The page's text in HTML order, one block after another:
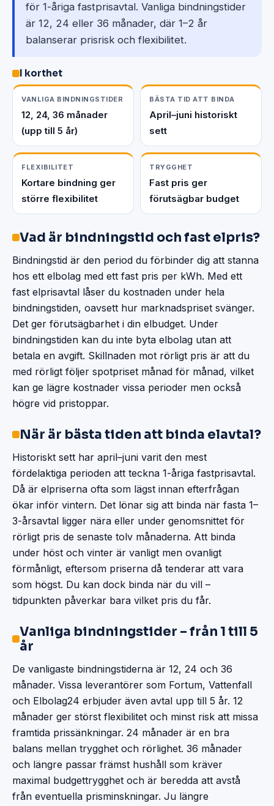
för 1-åriga fastprisavtal. Vanliga bindningstider
är 12, 24 eller 36 månader, där 1–2 år
balanserar prisrisk och flexibilitet.
I korthet
VANLIGA BINDNINGSTIDER
12, 24, 36 månader
(upp till 5 år)
BÄSTA TID ATT BINDA
April–juni historiskt
sett
FLEXIBILITET
Kortare bindning ger
större flexibilitet
TRYGGHET
Fast pris ger
förutsägbar budget
Vad är bindningstid och fast elpris?
Bindningstid är den period du förbinder dig att stanna
hos ett elbolag med ett fast pris per kWh. Med ett
fast elprisavtal låser du kostnaden under hela
bindningstiden, oavsett hur marknadspriset svänger.
Det ger förutsägbarhet i din elbudget. Under
bindningstiden kan du inte byta elbolag utan att
betala en avgift. Skillnaden mot rörligt pris är att du
med rörligt följer spotpriset månad för månad, vilket
kan ge lägre kostnader vissa perioder men också
högre vid pristoppar.
När är bästa tiden att binda elavtal?
Historiskt sett har april–juni varit den mest
fördelaktiga perioden att teckna 1-åriga fastprisavtal.
Då är elpriserna ofta som lägst innan efterfrågan
ökar inför vintern. Det lönar sig att binda när fasta 1–
3-årsavtal ligger nära eller under genomsnittet för
rörligt pris de senaste tolv månaderna. Att binda
under höst och vinter är vanligt men ovanligt
förmånligt, eftersom priserna då tenderar att vara
som högst. Du kan dock binda när du vill –
tidpunkten påverkar bara vilket pris du får.
Vanliga bindningstider – från 1 till 5
år
De vanligaste bindningstiderna är 12, 24 och 36
månader. Vissa leverantörer som Fortum, Vattenfall
och Elbolag24 erbjuder även avtal upp till 5 år. 12
månader ger störst flexibilitet och minst risk att missa
framtida prissänkningar. 24 månader är en bra
balans mellan trygghet och rörlighet. 36 månader
och längre passar främst hushåll som kräver
maximal budgettrygghet och är beredda att avstå
från eventuella prisminskningar. Ju längre